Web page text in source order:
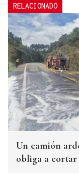
RELACIONADO
Un camión
obliga a